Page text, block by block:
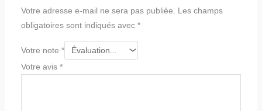
Votre adresse e-mail ne sera pas publiée.
Les champs
obligatoires sont indiqués avec *
Votre note *
Votre avis *